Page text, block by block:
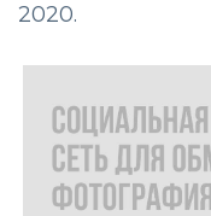
2020.